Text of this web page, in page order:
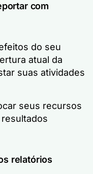
com
do seu
atual da
suas atividades
seus recursos
relatórios